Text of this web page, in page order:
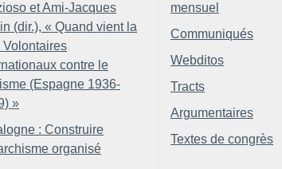
et Ami-Jacques
(dir.), « Quand vient la
Volontaires
contre le
(Espagne 1936-
»
: Construire
organisé
mensuel
Communiqués
Webditos
Tracts
Argumentaires
Textes de congrès